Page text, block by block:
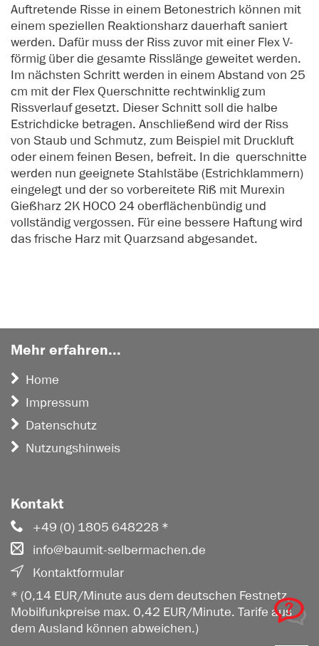
Auftretende Risse in einem Betonestrich können mit
einem speziellen Reaktionsharz dauerhaft saniert
werden. Dafür muss der Riss zuvor mit einer Flex V-
förmig über die gesamte Risslänge geweitet werden.
Im nächsten Schritt werden in einem Abstand von 25
cm mit der Flex Querschnitte rechtwinklig zum
Rissverlauf gesetzt. Dieser Schnitt soll die halbe
Estrichdicke betragen. Anschließend wird der Riss
von Staub und Schmutz, zum Beispiel mit Druckluft
oder einem feinen Besen, befreit. In die querschnitte
werden nun geeignete Stahlstäbe (Estrichklammern)
eingelegt und der so vorbereitete Riß mit Murexin
Gießharz 2K HOCO 24 oberflächenbündig und
vollständig vergossen. Für eine bessere Haftung wird
das frische Harz mitQuarzsand abgesandet.
Mehr erfahren...
Home
Impressum
Datenschutz
Nutzungshinweis
Kontakt
+49 (0) 1805 648228 *
info@baumit-selbermachen.de
Kontaktformular
* (0,14 EUR/Minute aus dem deutschen Festnetz,
Mobilfunkpreise max. 0,42 EUR/Minute. Tarife aus
dem Ausland können abweichen.)